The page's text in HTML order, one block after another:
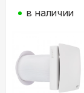
в наличии